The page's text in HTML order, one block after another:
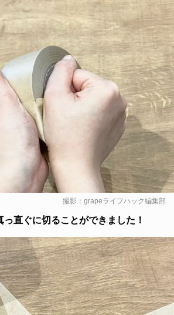
撮影：grapeライフハック編集部
っ直ぐに切ることができました！